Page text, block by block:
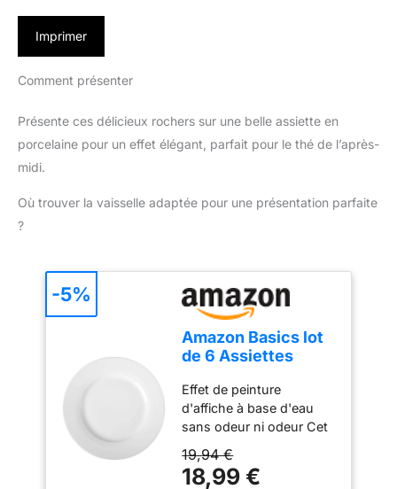
Imprimer
Comment présenter
Présente ces délicieux rochers sur une belle assiette en
porcelaine pour un effet élégant, parfait pour le thé de l’après-
midi.
Où trouver la vaisselle adaptée pour une présentation parfaite
?
Amazon Basics lot
de 6 Assiettes
Porcelaine, 26.67
cm
Effet de peinture
d'affiche à base d'eau
sans odeur ni odeur Cet
des surfaces. Papier,
carton, métal, plastique,
19,94 €
18,99 €
-5%